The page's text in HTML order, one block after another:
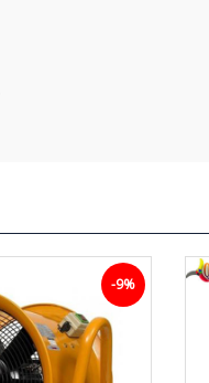
-9%